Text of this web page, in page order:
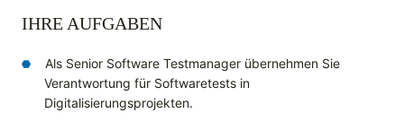
IHRE AUFGABEN
Als Senior Software Testmanager übernehmen Sie
Verantwortung für Softwaretests in
Digitalisierungsprojekten.